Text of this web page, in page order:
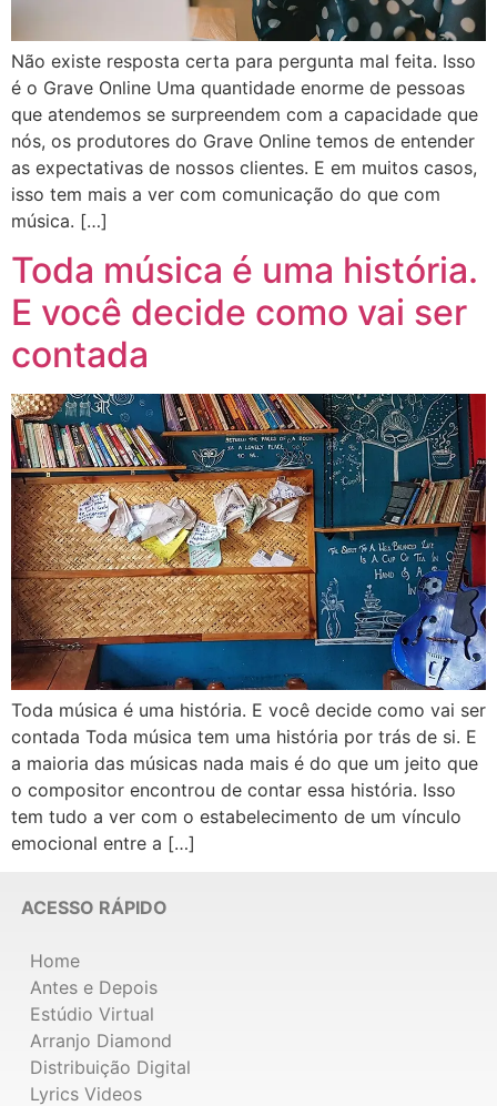
Não existe resposta certa para pergunta mal feita. Isso
é o Grave Online Uma quantidade enorme de pessoas
que atendemos se surpreendem com a capacidade que
nós, os produtores do Grave Online temos de entender
as expectativas de nossos clientes. E em muitos casos,
isso tem mais a ver com comunicação do que com
música. […]
Toda música é uma história.
E você decide como vai ser
contada
Toda música é uma história. E você decide como vai ser
contada Toda música tem uma história por trás de si. E
a maioria das músicas nada mais é do que um jeito que
o compositor encontrou de contar essa história. Isso
tem tudo a ver com o estabelecimento de um vínculo
emocional entre a […]
ACESSO RÁPIDO
Home
Antes e Depois
Estúdio Virtual
Arranjo Diamond
Distribuição Digital
Lyrics Videos